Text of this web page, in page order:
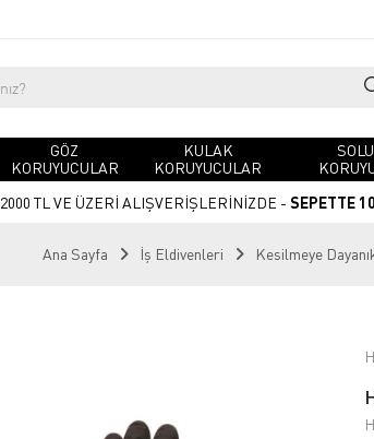
GÖZ
KORUYUCULAR
KULAK
KORUYUCULAR
2000 TL VE ÜZERİ ALIŞVERİŞLERİNİZDE - SEPETTE
Ana Sayfa İş Eldivenleri Kesilmeye